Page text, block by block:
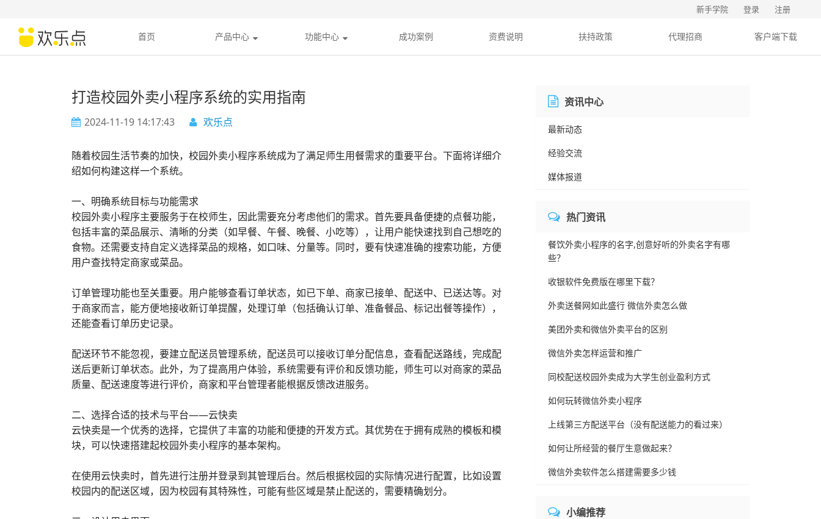
首页 产品中心 功能中心 成功案例 资费说明 扶持政策 代理招商 客户端下载
新手学院 登录 注册
打造校园外卖小程序系统的实用指南
2024-11-19 14:17:43 欢乐点
随着校园生活节奏的加快，校园外卖小程序系统成为了满足师生用餐需求的重要平台。下面将详细介
绍如何构建这样一个系统。
一、明确系统目标与功能需求
校园外卖小程序主要服务于在校师生，因此需要充分考虑他们的需求。首先要具备便捷的点餐功能，
包括丰富的菜品展示、清晰的分类（如早餐、午餐、晚餐、小吃等），让用户能快速找到自己想吃的
食物。还需要支持自定义选择菜品的规格，如口味、分量等。同时，要有快速准确的搜索功能，方便
用户查找特定商家或菜品。
订单管理功能也至关重要。用户能够查看订单状态，如已下单、商家已接单、配送中、已送达等。对
于商家而言，能方便地接收新订单提醒，处理订单（包括确认订单、准备餐品、标记出餐等操作），
还能查看订单历史记录。
配送环节不能忽视，要建立配送员管理系统，配送员可以接收订单分配信息，查看配送路线，完成配
送后更新订单状态。此外，为了提高用户体验，系统需要有评价和反馈功能，师生可以对商家的菜品
质量、配送速度等进行评价，商家和平台管理者能根据反馈改进服务。
二、选择合适的技术与平台——云快卖
云快卖是一个优秀的选择，它提供了丰富的功能和便捷的开发方式。其优势在于拥有成熟的模板和模
块，可以快速搭建起校园外卖小程序的基本架构。
在使用云快卖时，首先进行注册并登录到其管理后台。然后根据校园的实际情况进行配置，比如设置
校园内的配送区域，因为校园有其特殊性，可能有些区域是禁止配送的，需要精确划分。
资讯中心
最新动态
经验交流
媒体报道
热门资讯
餐饮外卖小程序的名字,创意好听的外卖名字有哪
些？
收银软件免费版在哪里下载？
外卖送餐网如此盛行 微信外卖怎么做
美团外卖和微信外卖平台的区别
微信外卖怎样运营和推广
同校配送校园外卖成为大学生创业盈利方式
如何玩转微信外卖小程序
上线第三方配送平台（没有配送能力的看过来）
如何让所经营的餐厅生意做起来？
微信外卖软件怎么搭建需要多少钱
小编推荐